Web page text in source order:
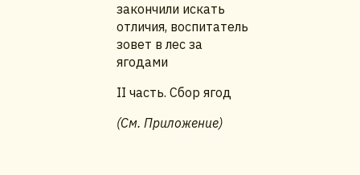
закончили искать
отличия, воспитатель
зовет в лес за
ягодами
II часть. Сбор ягод
(См. Приложение)